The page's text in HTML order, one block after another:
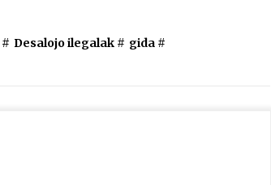
# Desalojo ilegalak # gida #